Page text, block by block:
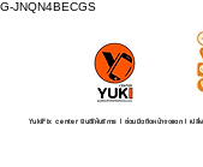
G-JNQN4BECGS
YukiFix center ยินดีให้บริการ l ซ่อมมือถือหน้าจอแตก l เปลี่